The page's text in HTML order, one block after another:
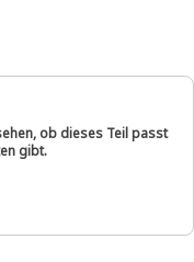
ob dieses Teil passt
gibt.